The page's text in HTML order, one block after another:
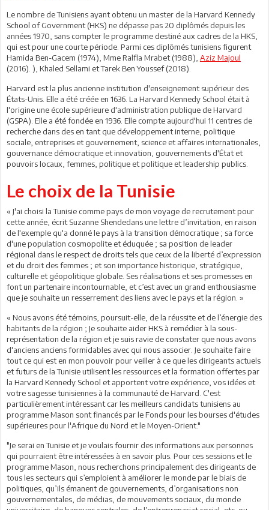
Le nombre de Tunisiens ayant obtenu un master de la Harvard Kennedy
School of Government (HKS) ne dépasse pas 20 diplômés depuis les
années 1970, sans compter le programme destiné aux cadres de la HKS,
qui est pour une courte période. Parmi ces diplômés tunisiens figurent
Hamida Ben-Gacem (1974), Mme Ralfla Mrabet (1988), Aziz Majoul
(2016). ), Khaled Sellami et Tarek Ben Youssef (2018).
Harvard est la plus ancienne institution d'enseignement supérieur des
États-Unis. Elle a été créée en 1636. La Harvard Kennedy School était à
l'origine une école supérieure d'administration publique de Harvard
(GSPA). Elle a été fondée en 1936. Elle compte aujourd'hui 11 centres de
recherche dans des en tant que développement interne, politique
sociale, entreprises et gouvernement, science et affaires internationales,
gouvernance démocratique et innovation, gouvernements d'État et
pouvoirs locaux, femmes, politique et politique et leadership publics.
Le choix de la Tunisie
« J'ai choisi la Tunisie comme pays de mon voyage de recrutement pour
cette année, écrit Suzanne Shendedans une lettre d’invitation, en raison
de l'exemple qu'a donné le pays à la transition démocratique ; sa force
d'une population cosmopolite et éduquée ; sa position de leader
régional dans le respect de droits tels que ceux de la liberté d’expression
et du droit des femmes ; et son importance historique, stratégique,
culturelle et géopolitique globale. Ses réalisations et ses promesses en
font un partenaire incontournable, et c’est avec un grand enthousiasme
que je souhaite un resserrement des liens avec le pays et la région. »
« Nous avons été témoins, poursuit-elle, de la réussite et de l’énergie des
habitants de la région ; Je souhaite aider HKS à remédier à la sous-
représentation de la région et je suis ravie de constater que nous avons
d'anciens anciens formidables avec qui nous associer. Je souhaite faire
tout ce qui est en mon pouvoir pour veiller à ce que les dirigeants actuels
et futurs de la Tunisie utilisent les ressources et la formation offertes par
la Harvard Kennedy School et apportent votre expérience, vos idées et
votre sagesse tunisiennes à la communauté de Harvard. C'est
particulièrement intéressant car les meilleurs candidats tunisiens au
programme Mason sont financés par le Fonds pour les bourses d'études
supérieures pour l'Afrique du Nord et le Moyen-Orient."
"Je serai en Tunisie et je voulais fournir des informations aux personnes
qui pourraient être intéressées à en savoir plus. Pour ces sessions et le
programme Mason, nous recherchons principalement des dirigeants de
tous les secteurs qui s’emploient à améliorer le monde par le biais de
politiques, qu’ils émanent de gouvernements, d’organisations non
gouvernementales, de médias, de mouvements sociaux, du monde